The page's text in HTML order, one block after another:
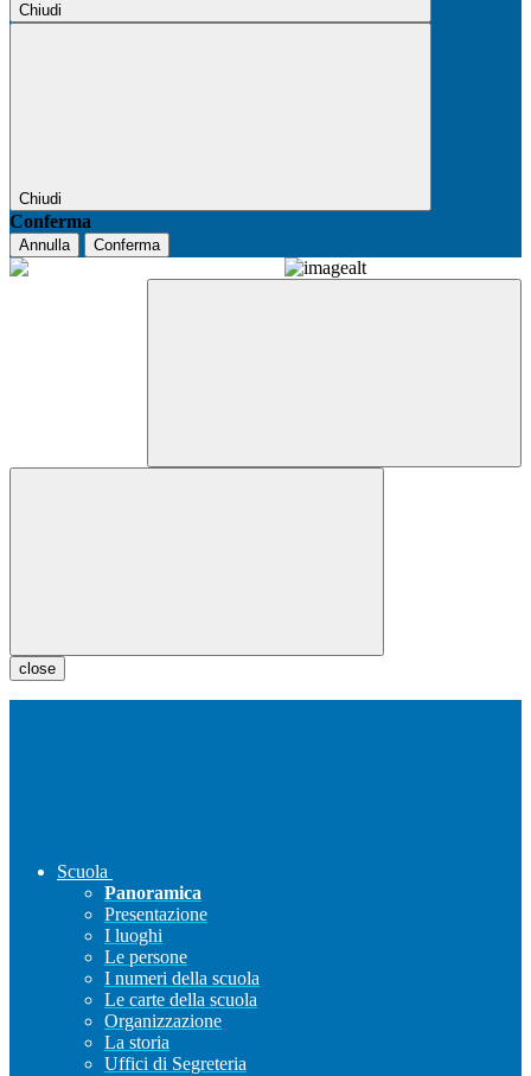
Chiudi
Chiudi
Conferma
Annulla Conferma
close
Scuola
Panoramica
Presentazione
I luoghi
Le persone
I numeri della scuola
Le carte della scuola
Organizzazione
La storia
Uffici di Segreteria